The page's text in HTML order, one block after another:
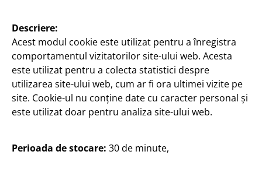
Contact
Informații pentru clienți
Caseta redacției
Descriere:
Acest modul cookie este utilizat pentru a înregistra
comportamentul vizitatorilor site-ului web. Acesta
este utilizat pentru a colecta statistici despre
utilizarea site-ului web, cum ar fi ora ultimei vizite pe
site. Cookie-ul nu conține date cu caracter personal și
este utilizat doar pentru analiza site-ului web.
Perioada de stocare: 30 de minute,